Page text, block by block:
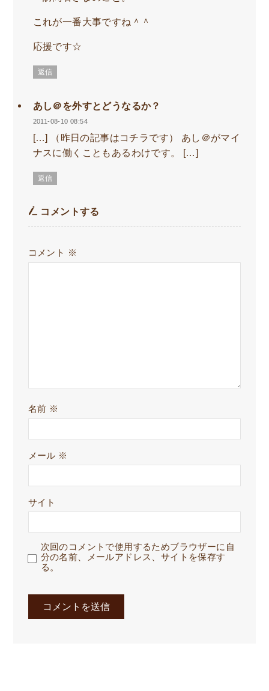
これが一番大事ですね＾＾
応援です☆
返信
あし＠を外すとどうなるか？
2011-08-10 08:54
[…] （昨日の記事はコチラです） あし＠がマイ
ナスに働くこともあるわけです。 […]
返信
コメントする
コメント ※
名前 ※
メール ※
サイト
次回のコメントで使用するためブラウザーに自
分の名前、メールアドレス、サイトを保存す
る。